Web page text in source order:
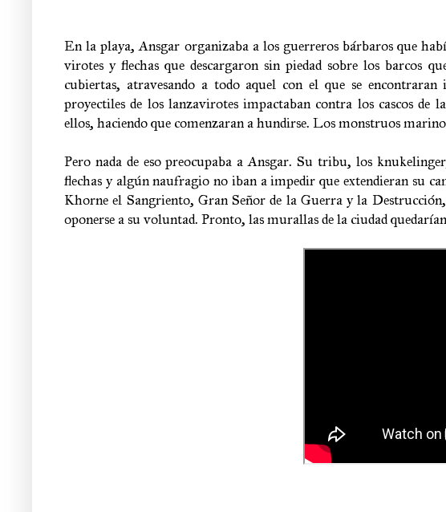
En la playa, Ansgar organizaba a los guerreros bárbaros que
virotes y flechas que descargaron sin piedad sobre los barcos
cubiertas, atravesando a todo aquel con el que se
proyectiles de los lanzavirotes impactaban contra los cascos de
ellos, haciendo que comenzaran a hundirse. Los monstruos
Pero nada de eso preocupaba a Ansgar. Su tribu, los
flechas y algún naufragio no iban a impedir que extendieran su
Khorne el Sangriento, Gran Señor de la Guerra y la
oponerse a su voluntad. Pronto, las murallas de la ciudad